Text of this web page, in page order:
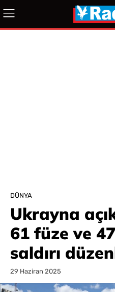
DÜNYA
Ukrayna
61 füze ve
saldırı
29 Haziran 2025